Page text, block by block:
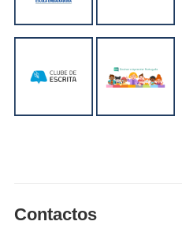
Contactos